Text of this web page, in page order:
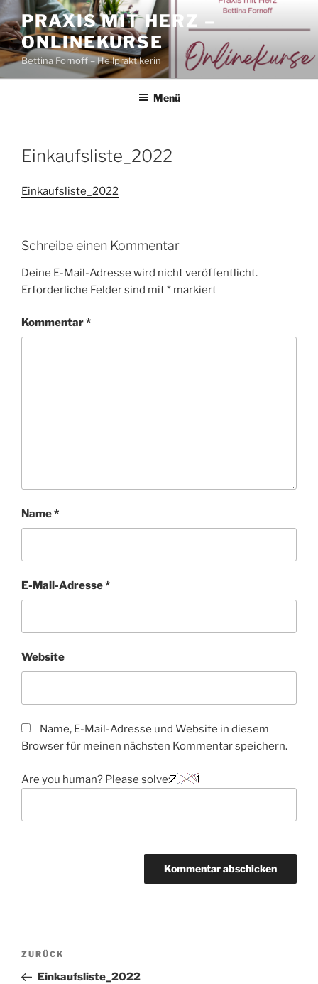
Zum
Inhalt
springen
PRAXIS MIT HERZ –
ONLINEKURSE
Bettina Fornoff – Heilpraktikerin
Menü
Einkaufsliste_2022
Einkaufsliste_2022
Schreibe einen Kommentar
Deine E-Mail-Adresse wird nicht veröffentlicht.
Erforderliche Felder sind mit* markiert
Kommentar*
Name*
E-Mail-Adresse*
Website
Name, E-Mail-Adresse und Website in diesem
Browser für meinen nächsten Kommentar speichern.
Are you human? Please solve:
Beitragsnavigation
Vorheriger
Beitrag
ZURÜCK
Einkaufsliste_2022